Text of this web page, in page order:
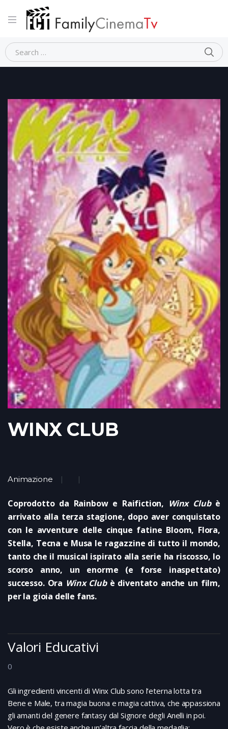
Home Animazione
WINX CLUB
Animazione
Coprodotto da Rainbow e Raifiction, Winx Clubè
arrivato alla terza stagione, dopo aver conquistato
con le avventure delle cinque fatine Bloom, Flora,
Stella, Tecna e Musa le ragazzine di tutto il mondo,
tanto che il musical ispirato alla serie ha riscosso, lo
scorso anno, un enorme (e forse inaspettato)
successo. Ora Winx Clubè diventato anche un film,
per la gioia delle fans.
Valori Educativi
0
Gli ingredienti vincenti di Winx Club sono l’eterna lotta tra
Bene e Male, tra magia buona e magia cattiva, che appassiona
gli amanti del genere fantasy dal Signore degli Anelli in poi.